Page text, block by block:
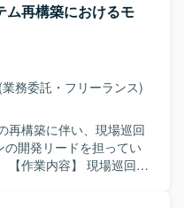
ム再構築におけるモ
(業務委託・フリーランス)
再構築に伴い、現場巡回
の開発リードを担ってい